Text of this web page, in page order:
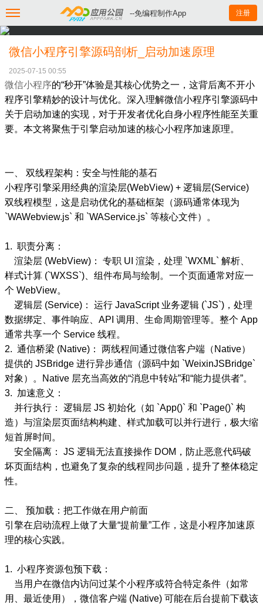
--免编程制作App 注册
微信小程序引擎源码剖析_启动加速原理
2025-07-15 00:55
微信小程序的“秒开”体验是其核心优势之一，这背后离不开小
程序引擎精妙的设计与优化。深入理解微信小程序引擎源码中
关于启动加速的实现，对于开发者优化自身小程序性能至关重
要。本文将聚焦于引擎启动加速的核心小程序加速原理。
一、 双线程架构：安全与性能的基石
小程序引擎采用经典的渲染层(WebView) + 逻辑层(Service)
双线程模型，这是启动优化的基础框架（源码通常体现为
`WAWebview.js` 和 `WAService.js` 等核心文件）。
1. 职责分离：
渲染层 (WebView)： 专职 UI 渲染，处理 `WXML` 解析、
样式计算 (`WXSS`)、组件布局与绘制。一个页面通常对应一
个 WebView。
逻辑层 (Service)： 运行 JavaScript 业务逻辑 (`JS`)，处理
数据绑定、事件响应、API 调用、生命周期管理等。整个 App
通常共享一个 Service 线程。
2. 通信桥梁 (Native)： 两线程间通过微信客户端（Native）
提供的 JSBridge 进行异步通信（源码中如 `WeixinJSBridge`
对象）。Native 层充当高效的“消息中转站”和“能力提供者”。
3. 加速意义：
并行执行： 逻辑层 JS 初始化（如 `App()` 和 `Page()` 构
造）与渲染层页面结构构建、样式加载可以并行进行，极大缩
短首屏时间。
安全隔离： JS 逻辑无法直接操作 DOM，防止恶意代码破
坏页面结构，也避免了复杂的线程同步问题，提升了整体稳定
性。
二、 预加载：把工作做在用户前面
引擎在启动流程上做了大量“提前量”工作，这是小程序加速原
理的核心实践。
1. 小程序资源包预下载：
当用户在微信内访问过某个小程序或符合特定条件（如常
用、最近使用），微信客户端 (Native) 可能在后台提前下载该